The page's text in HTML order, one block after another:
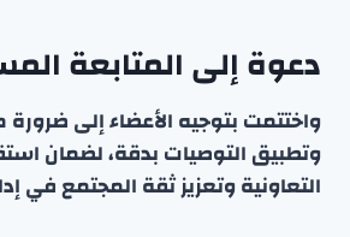
دعوة إلى المتابعة
واختتمت بتوجيه الأعضاء إلى ضرورة
وتطبيق التوصيات بدقة، لضمان
التعاونية وتعزيز ثقة المجتمع في